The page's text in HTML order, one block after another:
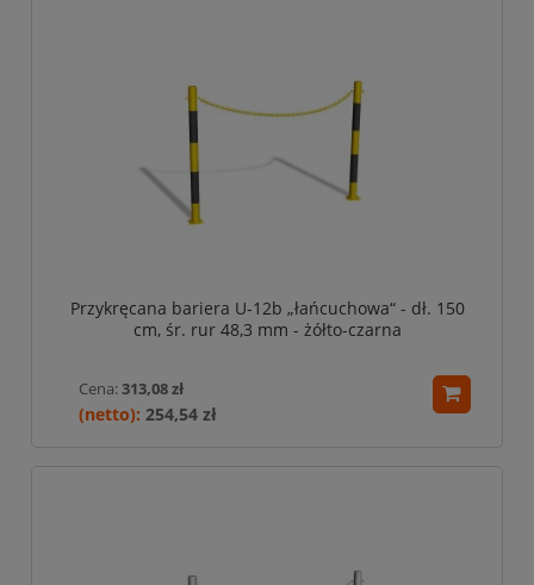
Przykręcana bariera U-12b „łańcuchowa“ - dł. 150
cm, śr. rur 48,3 mm - żółto-czarna
Cena:313,08 zł
254,54 zł